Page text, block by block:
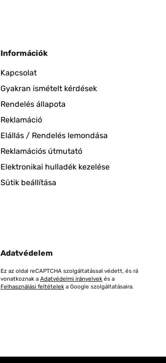
Információk
Kapcsolat
Gyakran ismételt kérdések
Rendelés állapota
Reklamáció
Elállás / Rendelés lemondása
Reklamációs útmutató
Elektronikai hulladék kezelése
Sütik beállítása
Adatvédelem
Ez az oldal reCAPTCHA szolgáltatással védett, és rá
vonatkoznak a Adatvédelmi irányelvek és a
Felhasználási feltételek a Google szolgáltatásaira.